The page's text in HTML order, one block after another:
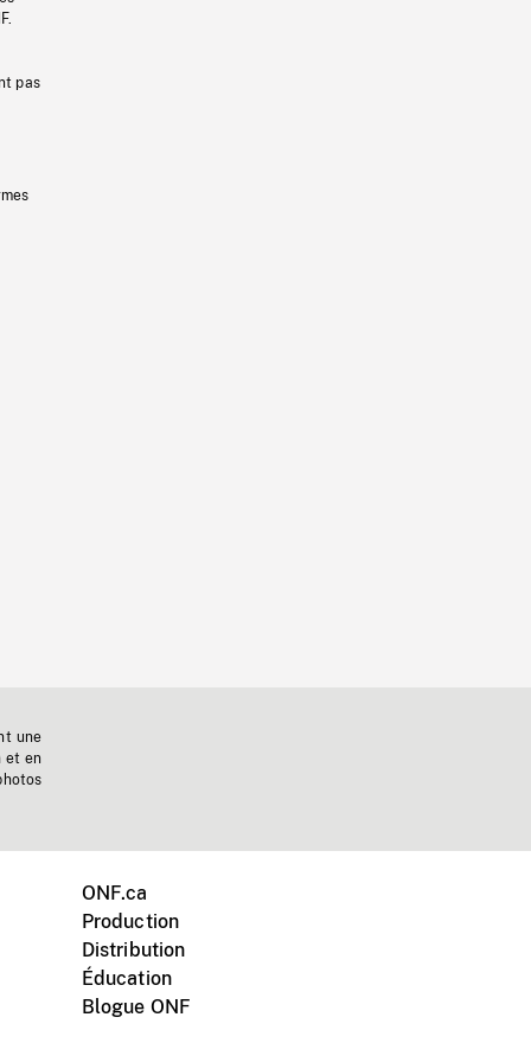
pas
une
et en
ONF.ca
Production
Distribution
Éducation
Blogue ONF